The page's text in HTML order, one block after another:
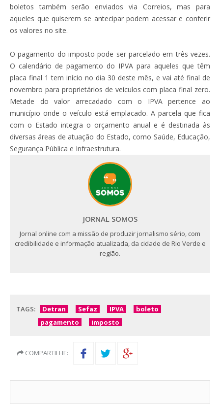
boletos também serão enviados via Correios, mas para
aqueles que quiserem se antecipar podem acessar e conferir
os valores no site.
O pagamento do imposto pode ser parcelado em três vezes.
O calendário de pagamento do IPVA para aqueles que têm
placa final 1 tem início no dia 30 deste mês, e vai até final de
novembro para proprietários de veículos com placa final zero.
Metade do valor arrecadado com o IPVA pertence ao
município onde o veículo está emplacado. A parcela que fica
com o Estado integra o orçamento anual e é destinada às
diversas áreas de atuação do Estado, como Saúde, Educação,
Segurança Pública e Infraestrutura.
JORNAL SOMOS
Jornal online com a missão de produzir jornalismo sério, com
credibilidade e informação atualizada, da cidade de Rio Verde e
região.
TAGS: Detran Sefaz IPVA
boleto
pagamento
imposto
COMPARTILHE: